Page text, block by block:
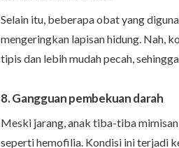
Selain itu, beberapa obat yang
mengeringkan lapisan hidung. Nah,
tipis dan lebih mudah pecah,
8. Gangguan pembekuan darah
Meski jarang, anak tiba-tiba
seperti hemofilia. Kondisi ini terjadi